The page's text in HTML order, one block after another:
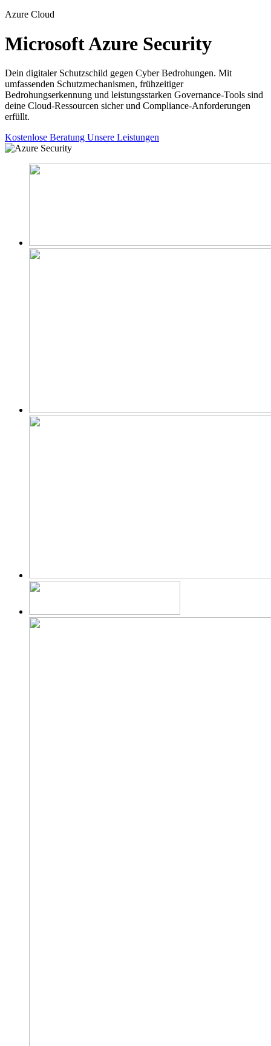
Azure Cloud
Microsoft Azure Security
Dein digitaler Schutzschild gegen Cyber Bedrohungen. Mit
umfassenden Schutzmechanismen, frühzeitiger
Bedrohungserkennung und leistungsstarken Governance-Tools sind
deine Cloud-Ressourcen sicher und Compliance-Anforderungen
erfüllt.
Kostenlose Beratung Unsere Leistungen